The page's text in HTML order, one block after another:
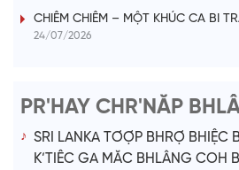
i
e
o
CHIÊM CHIÊM – MỘT KHÚC CA BI
24/07/2026
PR'HAY CHR'NĂP
SRI LANKA TƠỢP BHRỢ BHIỆC
K’TIÊC GA MĂC BHLÂNG COH